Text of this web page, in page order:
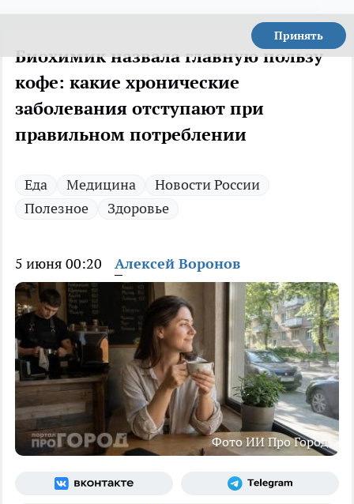
Принять
Биохимик назвала главную пользу
кофе: какие хронические
заболевания отступают при
правильном потреблении
Еда Медицина
Новости России
Полезное
Здоровье
5 июня 00:20 Алексей Воронов
Фото ИИ Про Город